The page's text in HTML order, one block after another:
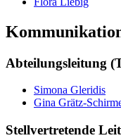
Abteilungsleitung
Simona Gleridis
Gina Grätz-
Stellvertretende